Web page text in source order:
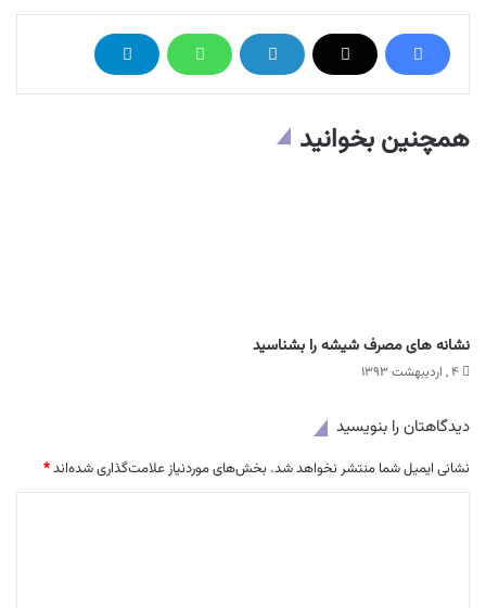
همچنین بخوانید
نشانه های مصرف شیشه را بشناسید
۴ , اردیبهشت ۱۳۹۳
دیدگاهتان را بنویسید
نشانی ایمیل شما منتشر نخواهد شد. بخش‌های موردنیاز علامت‌گذاری شده‌اند*